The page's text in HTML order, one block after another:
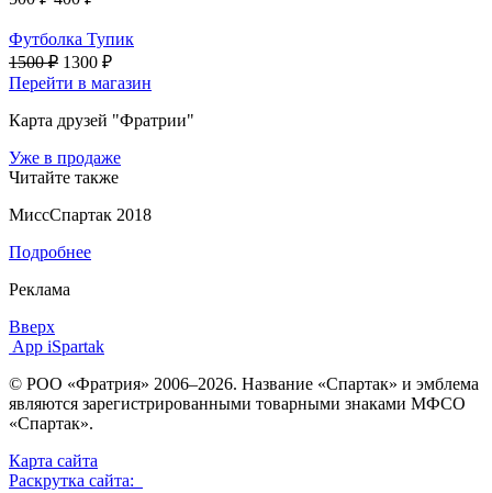
Футболка Тупик
1500 ₽ 1300 ₽
Перейти в магазин
Карта друзей "Фратрии"
Уже в продаже
Читайте также
МиссСпартак 2018
Подробнее
Реклама
Вверх
App iSpartak
© РОО «Фратрия» 2006–2026. Название «Спартак» и эмблема
являются зарегистрированными товарными знаками МФСО
«Спартак».
Карта сайта
Раскрутка сайта: